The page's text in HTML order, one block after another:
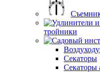
тройники
Секаторы
Секаторы